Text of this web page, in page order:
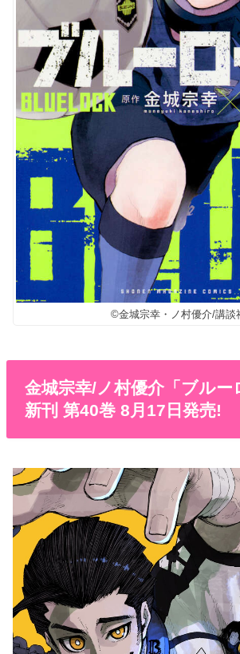
©︎金城宗幸・ノ村優介/講談
金城宗幸/ノ村優介「ブルー
新刊 第40巻 8月17日発売!